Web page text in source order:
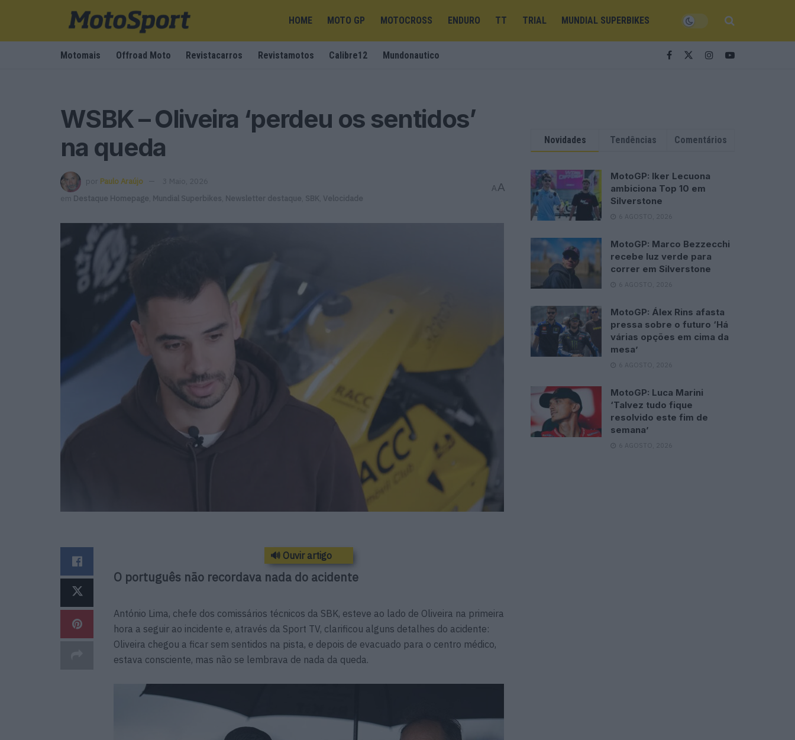
HOME MOTO GP MOTOCROSS ENDURO TT TRIAL MUNDIAL SUPERBIKES
Motomais Offroad Moto Revistacarros Revistamotos Calibre12 Mundonautico
WSBK – Oliveira ‘perdeu os sentidos’
na queda
por Paulo Araújo
3 Maio, 2026
em
Destaque Homepage Mundial Superbikes Newsletter destaque SBK Velocidade
AA
🔊 Ouvir artigo
O português não recordava nada do acidente
António Lima, chefe dos comissários técnicos da SBK, esteve ao lado de Oliveira na primeira
hora a seguir ao incidente e, através da Sport TV, clarificou alguns detalhes do acidente:
Oliveira chegou a ficar sem sentidos na pista, e depois de evacuado para o centro médico,
estava consciente, mas não se lembrava de nada da queda.
Novidades Tendências Comentários
MotoGP: Iker Lecuona
ambiciona Top 10 em
Silverstone
6 AGOSTO, 2026
MotoGP: Marco Bezzecchi
recebe luz verde para
correr em Silverstone
6 AGOSTO, 2026
MotoGP: Álex Rins afasta
pressa sobre o futuro ‘Há
várias opções em cima da
mesa’
6 AGOSTO, 2026
MotoGP: Luca Marini
‘Talvez tudo fique
resolvido este fim de
semana’
6 AGOSTO, 2026